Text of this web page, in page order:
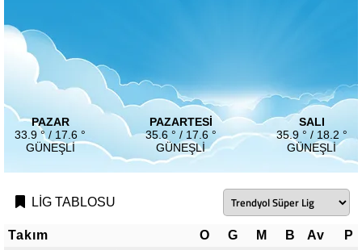
PAZAR
33.9 ° / 17.6 °
GÜNEŞLI
PAZARTESI
35.6 ° / 17.6 °
GÜNEŞLI
SALI
35.9 ° / 18.2 °
GÜNEŞLI
LİG TABLOSU
Takım O G M B Av
P